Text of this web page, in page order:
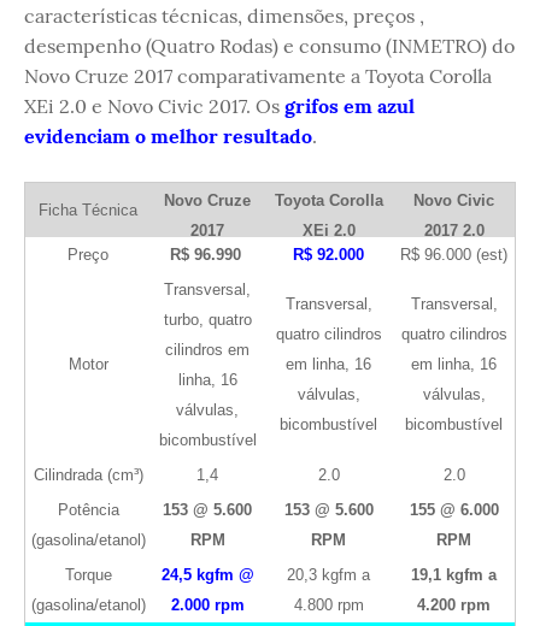
características técnicas, dimensões, preços ,
desempenho (Quatro Rodas) e consumo (INMETRO) do
Novo Cruze 2017 comparativamente a Toyota Corolla
XEi 2.0 e Novo Civic 2017. Os grifos em azul
evidenciam o melhor resultado.
Ficha Técnica
Novo Cruze
2017
Toyota Corolla
XEi 2.0
Novo Civic
2017 2.0
Preço
R$ 96.990 R$ 92.000 R$ 96.000 (est)
Motor
Transversal,
turbo, quatro
cilindros em
linha, 16
válvulas,
bicombustível
Transversal,
quatro cilindros
em linha, 16
válvulas,
bicombustível
Transversal,
quatro cilindros
em linha, 16
válvulas,
bicombustível
Cilindrada (cm³) 1,4 2.0
2.0
Potência
(gasolina/etanol)
153 @ 5.600
RPM
153 @ 5.600
RPM
155 @ 6.000
RPM
Torque
(gasolina/etanol)
24,5 kgfm @
2.000 rpm
20,3 kgfm a
4.800 rpm
19,1 kgfm a
4.200 rpm